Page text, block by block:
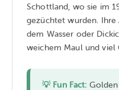
Schottland, wo sie im
gezüchtet wurden. Ihre
dem Wasser oder
weichem Maul und viel
💡 Fun Fact: